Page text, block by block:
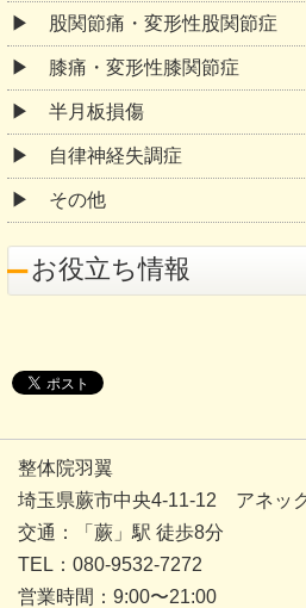
股関節痛・変形性股関節症
膝痛・変形性膝関節症
半月板損傷
自律神経失調症
その他
お役立ち情報
整体院羽翼
埼玉県蕨市中央4-11-12 アネッ
交通：「蕨」駅 徒歩8分
TEL：080-9532-7272
営業時間：9:00〜21:00